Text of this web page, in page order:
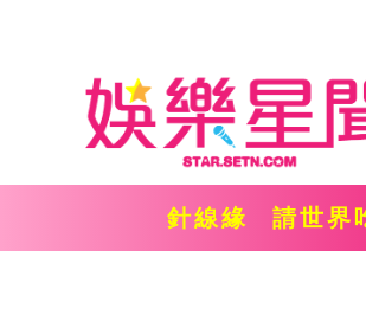
針線緣 請世界